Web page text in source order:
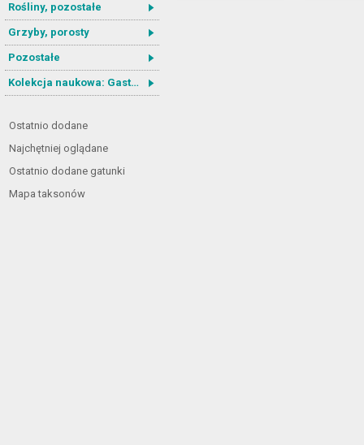
Rośliny, pozostałe
Grzyby, porosty
Pozostałe
Kolekcja naukowa: Gastrotricha
Ostatnio dodane
Najchętniej oglądane
Ostatnio dodane gatunki
Mapa taksonów